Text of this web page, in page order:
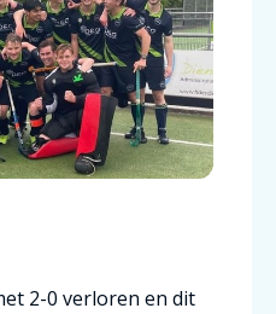
2-0 verloren en dit